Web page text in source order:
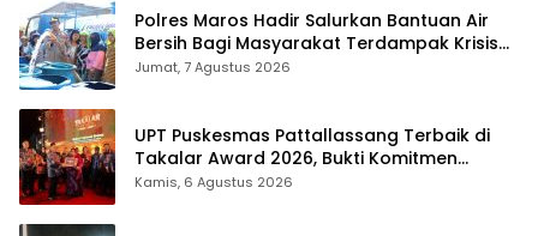
Polres Maros Hadir Salurkan Bantuan Air
Bersih Bagi Masyarakat Terdampak Krisis
Air Bersih Di Maros
Jumat, 7 Agustus 2026
UPT Puskesmas Pattallassang Terbaik di
Takalar Award 2026, Bukti Komitmen
Hadirkan Pelayanan Kesehatan Berkualitas
Kamis, 6 Agustus 2026